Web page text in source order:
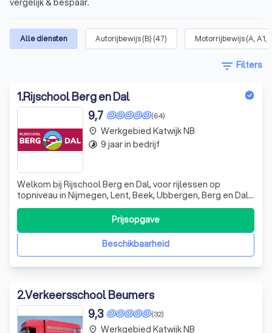
Alle diensten Autorijbewijs (B) (47) Motorrijbewijs (A, A1,
filter_list Filters
1.Rijschool Berg en Dal
(64)
9,7
Welkom bij Rijschool Berg en Dal, voor rijlessen op
topniveau in Nijmegen, Lent, Beek, Ubbergen, Berg en Dal,
Leuth, Ooij, Millingen, Groesbeek, Molenhoek, Malden en
automobilist veilig de weg op te helpen. Mijn passie is om
jou persoonlijk t
Beschikbaarheid
Prijsopgave
place Werkgebied Katwijk NB
timelapse 9 jaar in bedrijf
2.Verkeersschool Beumers
(32)
9,3
place Werkgebied Katwijk NB